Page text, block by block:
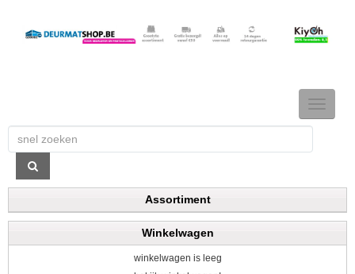
TOGGLE
Assortiment
Winkelwagen
winkelwagen is leeg